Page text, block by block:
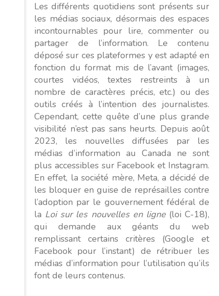
Les différents quotidiens sont présents sur
les médias sociaux, désormais des espaces
incontournables pour lire, commenter ou
partager de l’information. Le contenu
déposé sur ces plateformes y est adapté en
fonction du format mis de l’avant (images,
courtes vidéos, textes restreints à un
nombre de caractères précis, etc.) ou des
outils créés à l’intention des journalistes.
Cependant, cette quête d’une plus grande
visibilité n’est pas sans heurts. Depuis août
2023, les nouvelles diffusées par les
médias d’information au Canada ne sont
plus accessibles sur Facebook et Instagram.
En effet, la société mère, Meta, a décidé de
les bloquer en guise de représailles contre
l’adoption par le gouvernement fédéral de
la Loi sur les nouvelles en ligne (loi C-18),
qui demande aux géants du web
remplissant certains critères (Google et
Facebook pour l’instant) de rétribuer les
médias d’information pour l’utilisation qu’ils
font de leurs contenus.